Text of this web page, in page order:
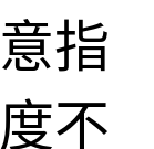
指
不